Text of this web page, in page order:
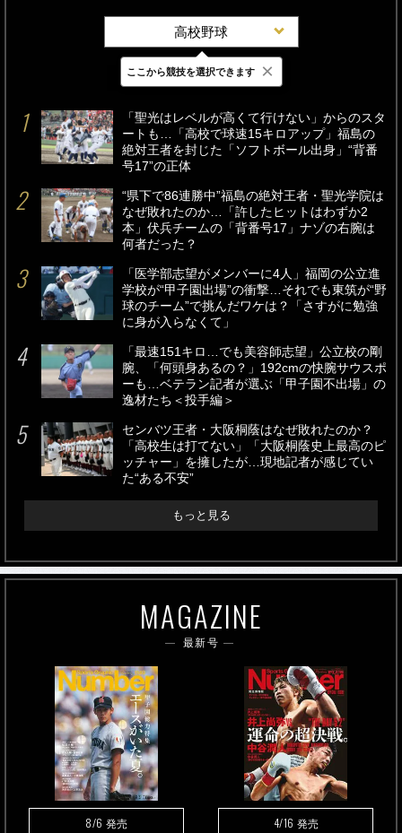
高校野球
最新 24時間 週間
「聖光はレベルが高くて行けない」からのスタ
ートも…「高校で球速15キロアップ」福島の
絶対王者を封じた「ソフトボール出身」“背番
号17”の正体
“県下で86連勝中”福島の絶対王者・聖光学院は
なぜ敗れたのか…「許したヒットはわずか2
本」伏兵チームの「背番号17」ナゾの右腕は
何者だった？
「医学部志望がメンバーに4人」福岡の公立進
学校が“甲子園出場”の衝撃…それでも東筑が“野
球のチーム”で挑んだワケは？「さすがに勉強
に身が入らなくて」
「最速151キロ…でも美容師志望」公立校の剛
腕、「何頭身あるの？」192cmの快腕サウスポ
ーも…ベテラン記者が選ぶ「甲子園不出場」の
逸材たち＜投手編＞
センバツ王者・大阪桐蔭はなぜ敗れたのか？
「高校生は打てない」「大阪桐蔭史上最高のピ
ッチャー」を擁したが…現地記者が感じてい
た“ある不安”
もっと見る
MAGAZINE
最新号
8/6 発売 4/16 発売
ここから競技を選択できます ×